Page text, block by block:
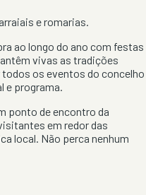
e romarias.
ao longo do ano com festas
vivas as tradições
os eventos do concelho
e programa.
ponto de encontro da
em redor das
local. Não perca nenhum